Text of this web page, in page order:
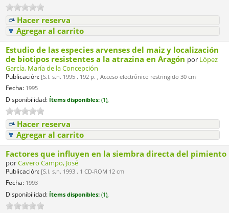
Hacer reserva
Agregar al carrito
Estudio de las especies arvenses del maiz y localización
de biotipos resistentes a la atrazina en Aragón por López
García, María de la Concepción
Publicación: [S.l. s.n. 1995 . 192 p. , Acceso electrónico restringido 30 cm
Fecha: 1995
Disponibilidad: Ítems disponibles: (1),
Hacer reserva
Agregar al carrito
Factores que influyen en la siembra directa del pimiento
porCavero Campo, José
Publicación: [S.l. s.n. 1993 . 1 CD-ROM 12 cm
Fecha: 1993
Disponibilidad: Ítems disponibles: (1),